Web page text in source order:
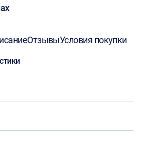
ОтзывыУсловия покупки